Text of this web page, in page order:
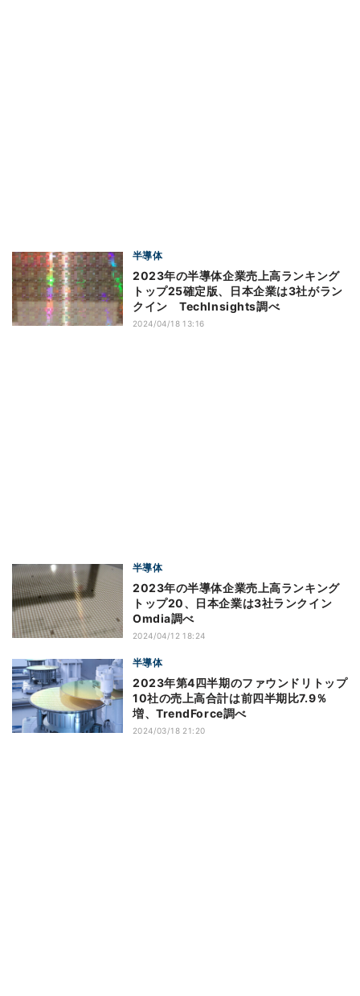
半導体
2023年の半導体企業売上高ランキング
トップ25確定版、日本企業は3社がラン
クイン TechInsights調べ
2024/04/18 13:16
半導体
2023年の半導体企業売上高ランキング
トップ20、日本企業は3社ランクイン
Omdia調べ
2024/04/12 18:24
半導体
2023年第4四半期のファウンドリトップ
10社の売上高合計は前四半期比7.9％
増、TrendForce調べ
2024/03/18 21:20